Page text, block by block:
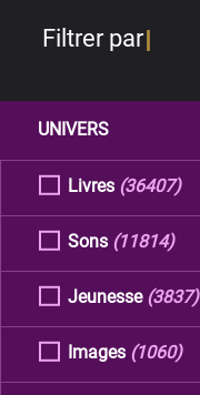
Filtrer par
UNIVERS
Livres (36407)
Sons (11814)
Jeunesse (3837)
Images (1060)